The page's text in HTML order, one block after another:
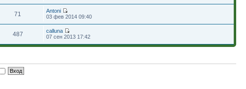
71
Antoni
03 фев 2014 09:40
487
calluna
07 сен 2013 17:42